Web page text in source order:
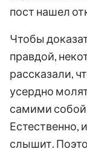
пост нашел
Чтобы
правдой,
рассказали,
усердно
самими собой,
Естественно,
слышит.